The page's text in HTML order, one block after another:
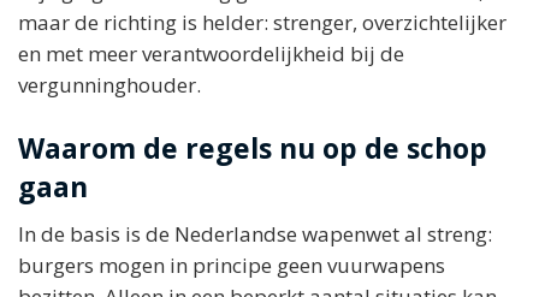
maar de richting is helder: strenger, overzichtelijker
en met meer verantwoordelijkheid bij de
vergunninghouder.
Waarom de regels nu op de schop
gaan
In de basis is de Nederlandse wapenwet al streng:
burgers mogen in principe geen vuurwapens